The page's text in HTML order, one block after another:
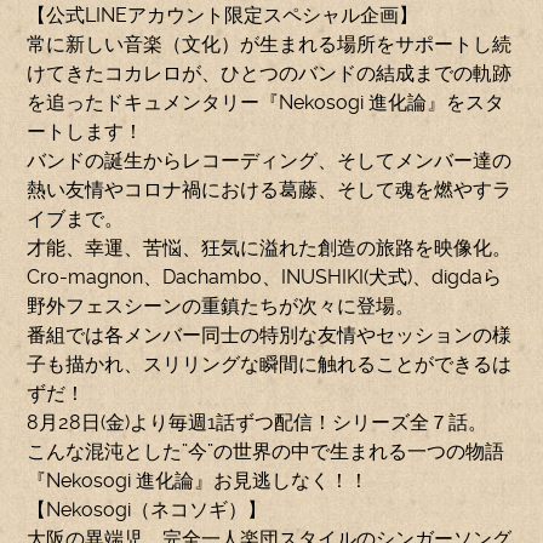
【公式LINEアカウント限定スペシャル企画】
常に新しい音楽（文化）が生まれる場所をサポートし続
けてきたコカレロが、ひとつのバンドの結成までの軌跡
を追ったドキュメンタリー『Nekosogi 進化論』をスタ
ートします！
バンドの誕生からレコーディング、そしてメンバー達の
熱い友情やコロナ禍における葛藤、そして魂を燃やすラ
イブまで。
才能、幸運、苦悩、狂気に溢れた創造の旅路を映像化。
Cro-magnon、Dachambo、INUSHIKI(犬式)、digdaら
野外フェスシーンの重鎮たちが次々に登場。
番組では各メンバー同士の特別な友情やセッションの様
子も描かれ、スリリングな瞬間に触れることができるは
ずだ！
8月28日(金)より毎週1話ずつ配信！シリーズ全７話。
こんな混沌とした”今”の世界の中で生まれる一つの物語
『Nekosogi 進化論』お見逃しなく！！
【Nekosogi（ネコソギ）】